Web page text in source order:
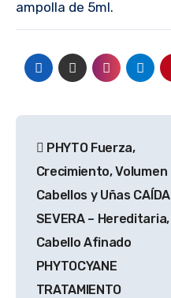
ampolla de 5ml.
de
entradas
PHYTO Fuerza,
Crecimiento, Volumen |
Cabellos y Uñas CAÍDA
SEVERA – Hereditaria,
Cabello Afinado
PHYTOCYANE
TRATAMIENTO